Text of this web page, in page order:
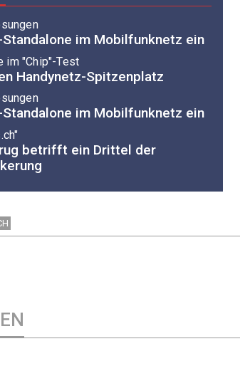
im Mobilfunknetz ein
im "Chip"-Test
Handynetz-Spitzenplatz
im Mobilfunknetz ein
betrifft ein Drittel der